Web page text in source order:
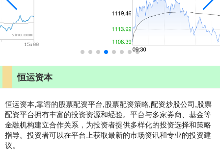
恒运资本
恒运资本,靠谱的股票配资平台,股票配资策略,配资炒股公司,股票
配资平台拥有丰富的投资资源和经验。平台与多家券商、基金等
金融机构建立合作关系，为投资者提供多样化的投资选择和策略
指导。投资者可以在平台上获取最新的市场资讯和专业的投资建
议。